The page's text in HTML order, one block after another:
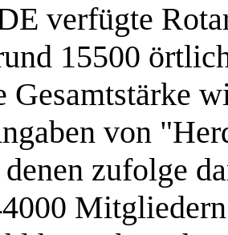
verfügte
15500
Gesamtstärke
von
zufolge